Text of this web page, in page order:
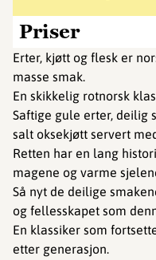
Priser
Erter, kjøtt og flesk er
masse smak.
En skikkelig rotnorsk
Saftige gule erter, deilig
salt oksekjøtt servert
Retten har en lang
magene og varme
Så nyt de deilige
og fellesskapet som
En klassiker som
etter generasjon.